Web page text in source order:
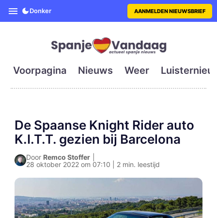
SpanjeVandaag is de eerste
Donker AANMELDEN NIEUWSBRIEF
Voorpagina Nieuws Weer
De Spaanse Knight Rider auto
K.I.T.T. gezien bij Barcelona
Door Remco Stoffer
28 oktober 2022 om 07:10 | 2 min. leestijd